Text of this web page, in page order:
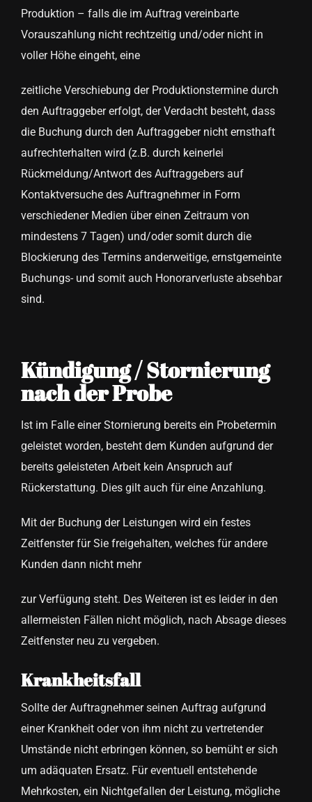
Produktion – falls die im Auftrag vereinbarte
Vorauszahlung nicht rechtzeitig und/oder nicht in
voller Höhe eingeht, eine
zeitliche Verschiebung der Produktionstermine durch
den Auftraggeber erfolgt, der Verdacht besteht, dass
die Buchung durch den Auftraggeber nicht ernsthaft
aufrechterhalten wird (z.B. durch keinerlei
Rückmeldung/Antwort des Auftraggebers auf
Kontaktversuche des Auftragnehmer in Form
verschiedener Medien über einen Zeitraum von
mindestens 7 Tagen) und/oder somit durch die
Blockierung des Termins anderweitige, ernstgemeinte
Buchungs- und somit auch Honorarverluste absehbar
sind.
Kündigung / Stornierung
nach der Probe
Ist im Falle einer Stornierung bereits ein Probetermin
geleistet worden, besteht dem Kunden aufgrund der
bereits geleisteten Arbeit kein Anspruch auf
Rückerstattung. Dies gilt auch für eine Anzahlung.
Mit der Buchung der Leistungen wird ein festes
Zeitfenster für Sie freigehalten, welches für andere
Kunden dann nicht mehr
zur Verfügung steht. Des Weiteren ist es leider in den
allermeisten Fällen nicht möglich, nach Absage dieses
Zeitfenster neu zu vergeben.
Krankheitsfall
Sollte der Auftragnehmer seinen Auftrag aufgrund
einer Krankheit oder von ihm nicht zu vertretender
Umstände nicht erbringen können, so bemüht er sich
um adäquaten Ersatz. Für eventuell entstehende
Mehrkosten, ein Nichtgefallen der Leistung, mögliche